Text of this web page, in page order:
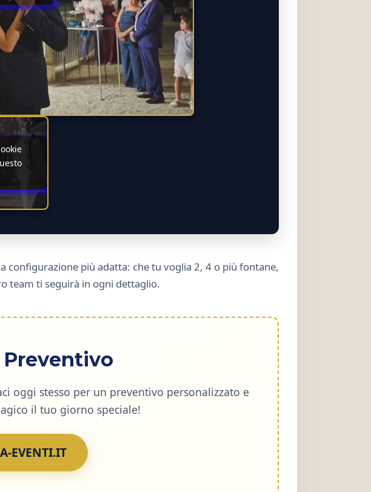
configurazione più adatta: che tu voglia 2, 4 o più fontane,
team ti seguirà in ogni dettaglio.
oggi stesso per un preventivo personalizzato e
il tuo giorno speciale!
EVENTI.IT